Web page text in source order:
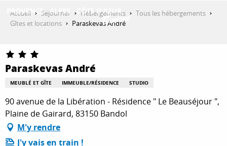
DÉCOUVRIR
QUE FAIRE ?
SÉJOURNER
Accueil Séjourner Hébergements
Tous les hébergements
Gîtes et locations
Paraskevas André
Paraskevas André
MEUBLÉ ET GÎTE IMMEUBLE/RÉSIDENCE STUDIO
90 avenue de la Libération - Résidence " Le Beauséjour ",
Plaine de Gairard, 83150 Bandol
M'y rendre
J'y vais en train !